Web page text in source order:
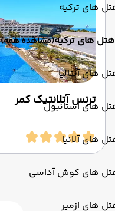
های ترکیه
هتل های ترکیه(مشاهده همه)
های آنتالیا
های استانبول
های آلانیا
های کوش آداسی
های ازمیر
ترنس آتلانتیک کمر